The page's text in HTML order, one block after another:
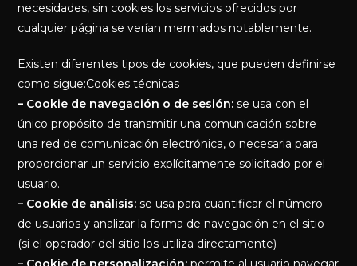
necesidades, sin cookies los servicios ofrecidos por
cualquier página se verían mermados notablemente.
Existen diferentes tipos de cookies, que pueden definirse
como sigue:Cookies técnicas
– Cookie de navegación o de sesión: se usa con el
único propósito de transmitir una comunicación sobre
una red de comunicación electrónica, o necesaria para
proporcionar un servicio explícitamente solicitado por el
usuario.
– Cookie de análisis: se usa para cuantificar el número
de usuarios y analizar la forma de navegación en el sitio
(si el operador del sitio los utiliza directamente)